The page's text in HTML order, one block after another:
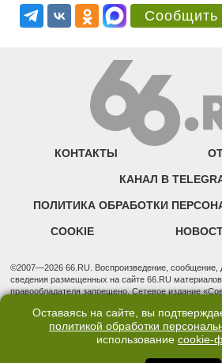
Сообщить
КОНТАКТЫ
КАНАЛ В
ПОЛИТИКА ОБРАБОТКИ
COOKIE
©2007—2026 66.RU. Воспроизведение, сообщение,
сведения размещенных на сайте 66.RU
правообладателя запрещено. Сетевое издание
надзору в сфере связи, информационных
(Роскомнадзор). Регистрационный номер ЭЛ № ФС
Учредитель: Общество с ограниченной
Оставаясь на сайте, вы
политикой обработки
использование cookie-